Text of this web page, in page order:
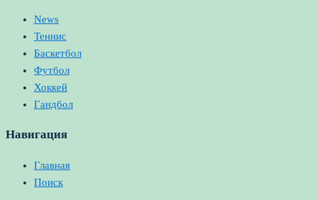
News
Теннис
Баскетбол
Футбол
Хоккей
Гандбол
Навигация
Главная
Поиск